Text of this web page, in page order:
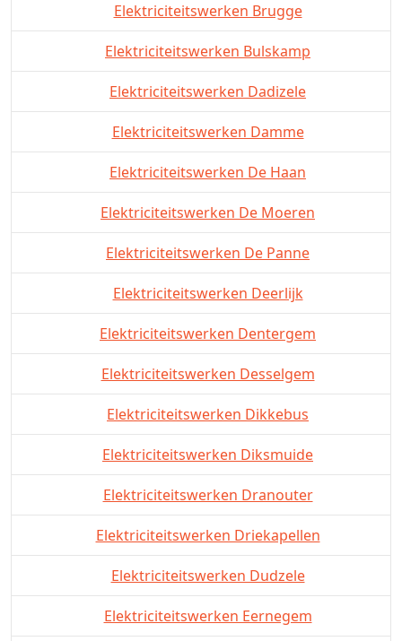
Elektriciteitswerken Brugge
Elektriciteitswerken Bulskamp
Elektriciteitswerken Dadizele
Elektriciteitswerken Damme
Elektriciteitswerken De Haan
Elektriciteitswerken De Moeren
Elektriciteitswerken De Panne
Elektriciteitswerken Deerlijk
Elektriciteitswerken Dentergem
Elektriciteitswerken Desselgem
Elektriciteitswerken Dikkebus
Elektriciteitswerken Diksmuide
Elektriciteitswerken Dranouter
Elektriciteitswerken Driekapellen
Elektriciteitswerken Dudzele
Elektriciteitswerken Eernegem